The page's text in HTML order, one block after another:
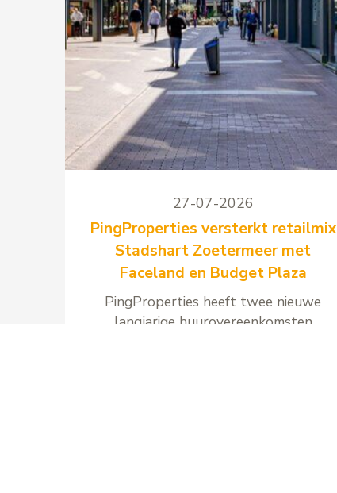
27-07-2026
PingProperties versterkt retailmix
Stadshart Zoetermeer met
Faceland en Budget Plaza
PingProperties heeft twee nieuwe
langjarige huurovereenkomsten